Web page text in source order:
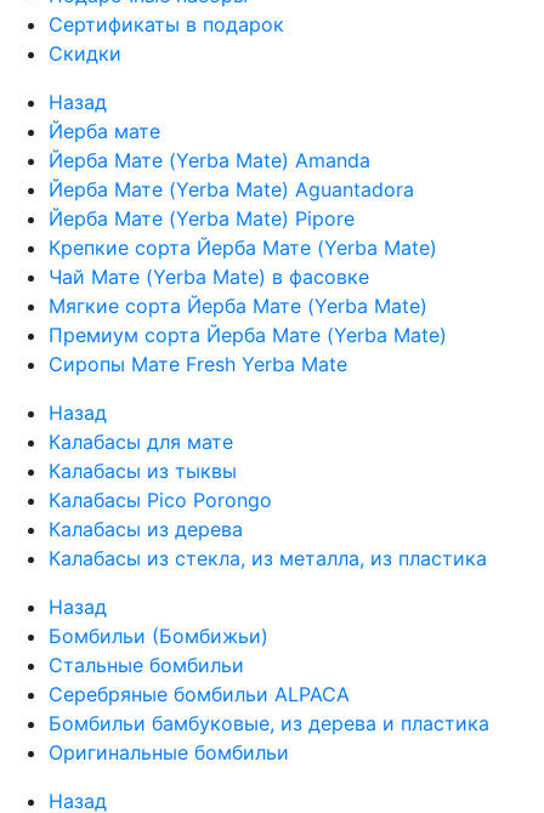
Сертификаты в подарок
Скидки
Назад
Йерба мате
Йерба Мате (Yerba Mate) Amanda
Йерба Мате (Yerba Mate) Aguantadora
Йерба Мате (Yerba Mate) Pipore
Крепкие сорта Йерба Мате (Yerba Mate)
Чай Мате (Yerba Mate) в фасовке
Мягкие сорта Йерба Мате (Yerba Mate)
Премиум сорта Йерба Мате (Yerba Mate)
Сиропы Мате Fresh Yerba Mate
Назад
Калабасы для мате
Калабасы из тыквы
Калабасы Pico Porongo
Калабасы из дерева
Калабасы из стекла, из металла, из пластика
Назад
Бомбильи (Бомбижьи)
Стальные бомбильи
Серебряные бомбильи ALPACA
Бомбильи бамбуковые, из дерева и пластика
Оригинальные бомбильи
Назад